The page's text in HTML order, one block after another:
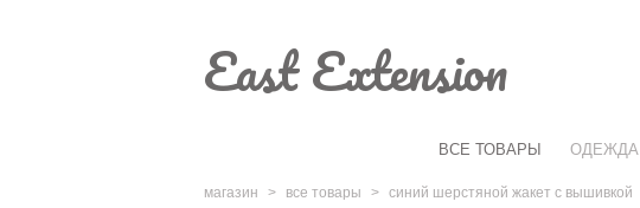
East Extension
ВСЕ ТОВАРЫ ОДЕЖДА
магазин > все товары > синий шерстяной жакет с вышивкой